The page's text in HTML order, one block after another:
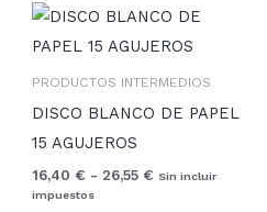
PRODUCTOS INTERMEDIOS
DISCO BLANCO DE PAPEL
15 AGUJEROS
16,40 € - 26,55 €
Rango
precios:
16,40 €
26,55 €
Sin incluir
impuestos